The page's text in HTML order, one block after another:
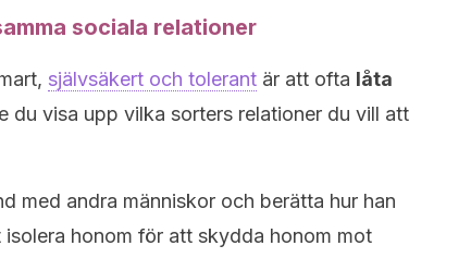
sociala relationer
självsäkert och tolerant är att ofta låta
du visa upp vilka sorters relationer du vill att
med andra människor och berätta hur han
honom för att skydda honom mot